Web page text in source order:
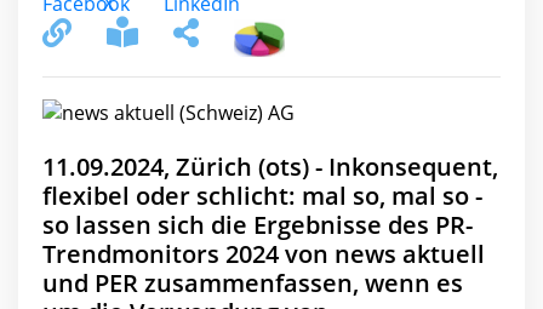
11.09.2024, Zürich (ots) - Inkonsequent,
flexibel oder schlicht: mal so, mal so -
so lassen sich die Ergebnisse des PR-
Trendmonitors 2024 von news aktuell
und PER zusammenfassen, wenn es